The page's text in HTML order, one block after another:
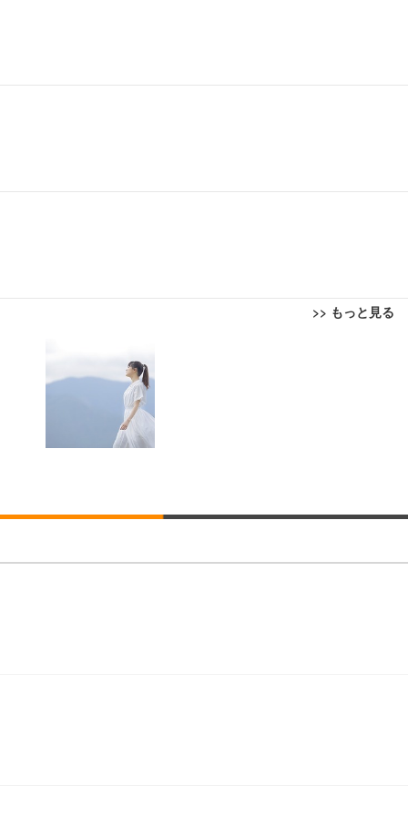
>> もっと見る
面昇降 強化ナイロン樹脂ベース 通気性メッシュ 在宅ワーク H-WY01
跳ね上げ式アームレスト 3Dヘッドレスト ハンガー付き 高反発クッ
整 スイベル VESA対応 ComfortView ビジネス向け
1) (ケース販売)